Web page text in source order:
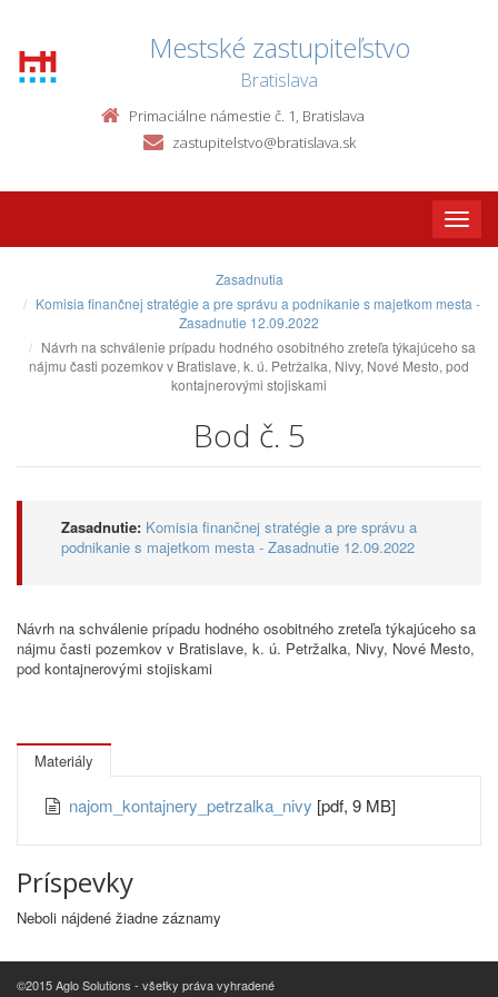
Mestské zastupiteľstvo
Bratislava
Primaciálne námestie č. 1, Bratislava
zastupitelstvo@bratislava.sk
Toggle
Zasadnutia
Komisia finančnej stratégie a pre správu a podnikanie s majetkom mesta -
Zasadnutie 12.09.2022
Návrh na schválenie prípadu hodného osobitného zreteľa týkajúceho sa
nájmu časti pozemkov v Bratislave, k. ú. Petržalka, Nivy, Nové Mesto, pod
kontajnerovými stojiskami
Bod č. 5
Zasadnutie: Komisia finančnej stratégie a pre správu a
podnikanie s majetkom mesta - Zasadnutie 12.09.2022
Návrh na schválenie prípadu hodného osobitného zreteľa týkajúceho sa
nájmu časti pozemkov v Bratislave, k. ú. Petržalka, Nivy, Nové Mesto,
pod kontajnerovými stojiskami
Materiály
najom_kontajnery_petrzalka_nivy [pdf, 9 MB]
Príspevky
Neboli nájdené žiadne záznamy
©2015 Aglo Solutions - všetky práva vyhradené